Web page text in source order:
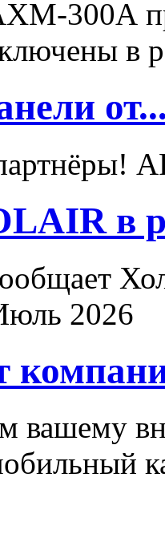
300А
в
в
2026
вашему